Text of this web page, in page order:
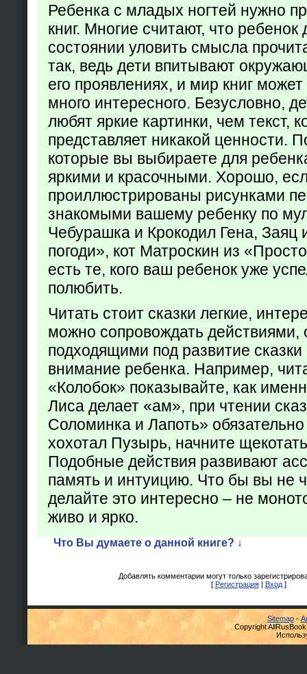
Ребенка с младых ногтей нужно
книг. Многие считают, что ребенок
состоянии уловить смысла
так, ведь дети впитывают
его проявлениях, и мир книг
много интересного. Безусловно,
любят яркие картинки, чем текст,
представляет никакой ценности.
которые вы выбираете для
яркими и красочными. Хорошо,
проиллюстрированы рисунками
знакомыми вашему ребенку по
Чебурашка и Крокодил Гена, Заяц
погоди», кот Матроскин из
есть те, кого ваш ребенок уже
полюбить.
Читать стоит сказки легкие,
можно сопровождать действиями,
подходящими под развитие
внимание ребенка. Например,
«Колобок» показывайте, как
Лиса делает «ам», при чтении
Соломинка и Лапоть»
хохотал Пузырь, начните
Подобные действия развивают
память и интуицию. Что бы вы не
делайте это интересно – не
живо и ярко.
Что Вы думаете о данной книге? ↓
Добавлять комментарии могут только
[ Регистрация| Вход]
Sitemap-
Copyright